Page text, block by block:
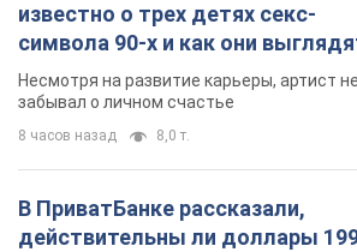
известно о трех детях секс-
символа 90-х и как они
Несмотря на развитие карьеры, артист не
забывал о личном счастье
8 часов назад 8,0 т.
В ПриватБанке рассказали,
действительны ли доллары